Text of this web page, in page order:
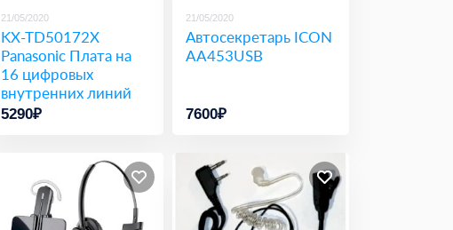
21/05/2020
KX-TD50172X
Panasonic Плата на
16 цифровых
внутренних линий
5290₽
21/05/2020
Автосекретарь ICON
AA453USB
7600₽